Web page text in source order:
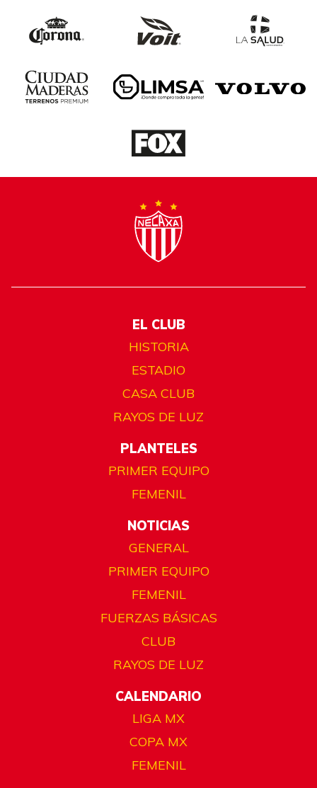
EL CLUB
HISTORIA
ESTADIO
CASA CLUB
RAYOS DE LUZ
PLANTELES
PRIMER EQUIPO
FEMENIL
NOTICIAS
GENERAL
PRIMER EQUIPO
FEMENIL
FUERZAS BÁSICAS
CLUB
RAYOS DE LUZ
CALENDARIO
LIGA MX
COPA MX
FEMENIL